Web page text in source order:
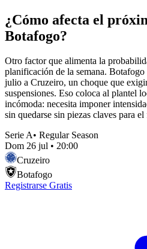
¿Cómo afecta el
Botafogo?
Otro factor que alimenta la
planificación de la semana.
julio a Cruzeiro, un choque que
suspensiones. Eso coloca al plantel
incómoda: necesita imponer
sin quedarse sin piezas claves para el
Serie A• Regular Season
Dom 26 jul • 20:00
Cruzeiro
Botafogo
Registrarse Gratis